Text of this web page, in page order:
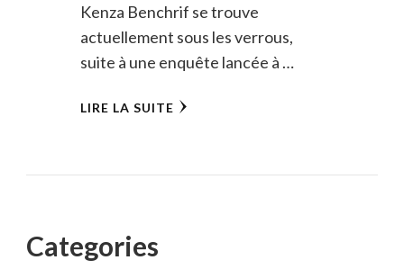
Kenza Benchrif se trouve
actuellement sous les verrous,
suite à une enquête lancée à …
LIRE LA SUITE
Categories